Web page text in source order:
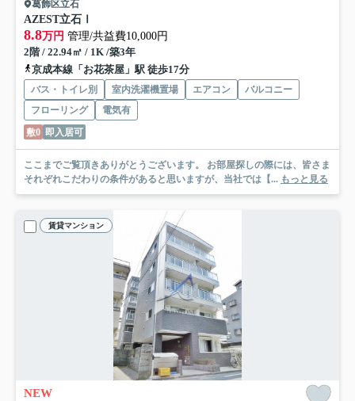
葛飾区立石
AZEST立石Ⅰ
8.8万円 管理/共益費10,000円
2階 / 22.94㎡ / 1K /築3年
京成本線「お花茶屋」駅 徒歩17分
バス・トイレ別 室内洗濯機置場 エアコン
バルコニー
フローリング
電気有
敷0 即入居可
ここまでご覧頂きありがとうございます。 お部屋探しの際には、皆さま
それぞれこだわりの条件があると思いますが、当社では【... もっと見る
賃貸マンション
NEW